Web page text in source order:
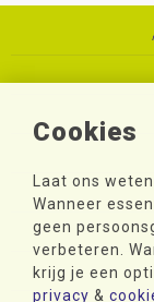
Cookies
Laat ons
Wanneer
geen
verbeteren.
krijg je een
privacy &